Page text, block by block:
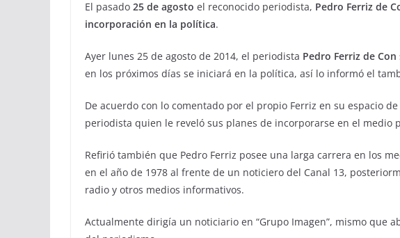
El pasado 25 de agosto el reconocido periodista, Pedro Ferriz de
incorporación en la política.
Ayer lunes 25 de agosto de 2014, el periodista Pedro Ferriz de Con
en los próximos días se iniciará en la política, así lo informó el
De acuerdo con lo comentado por el propio Ferriz en su espacio
periodista quien le reveló sus planes de incorporarse en el medio
Refirió también que Pedro Ferriz posee una larga carrera en los
en el año de 1978 al frente de un noticiero del Canal 13,
radio y otros medios informativos.
Actualmente dirigía un noticiario en “Grupo Imagen”, mismo que